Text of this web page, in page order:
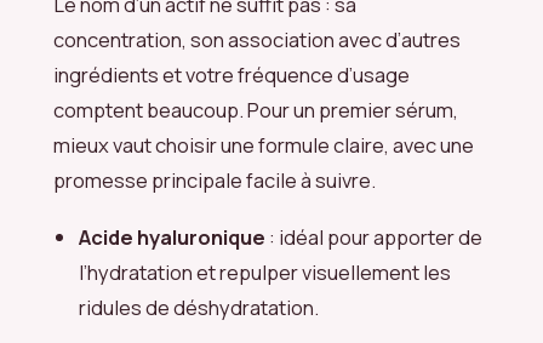
concentration, son association avec d’autres
ingrédients et votre fréquence d’usage
comptent beaucoup. Pour un premier sérum,
mieux vaut choisir une formule claire, avec une
promesse principale facile à suivre.
Acide hyaluronique : idéal pour apporter de
l’hydratation et repulper visuellement les
ridules de déshydratation.